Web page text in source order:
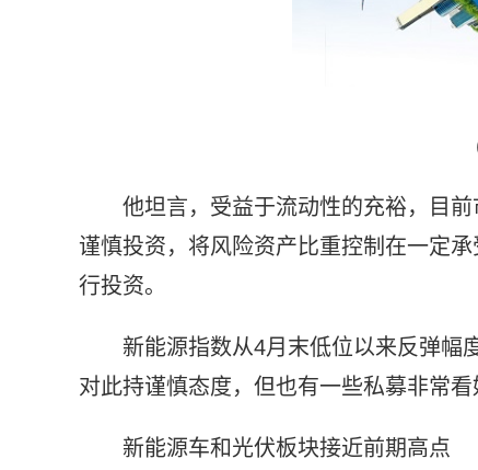
他坦言，受益于流动性的充裕，目
谨慎投资，将风险资产比重控制在一定
行投资。
新能源指数从4月末低位以来反弹幅
对此持谨慎态度，但也有一些私募非常看
新能源车和光伏板块接近前期高点